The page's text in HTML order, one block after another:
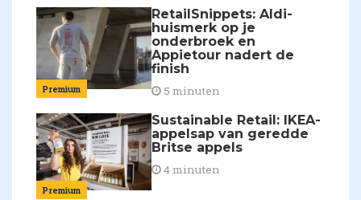
Premium
RetailSnippets: Aldi-
huismerk op je
onderbroek en
Appietour nadert de
finish
5 minuten
Premium
Sustainable Retail: IKEA-
appelsap van geredde
Britse appels
4 minuten